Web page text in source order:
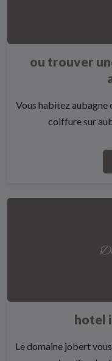
ou trouver
Vous habitez aubagne
coiffure sur
hotel
Le domaine jobert